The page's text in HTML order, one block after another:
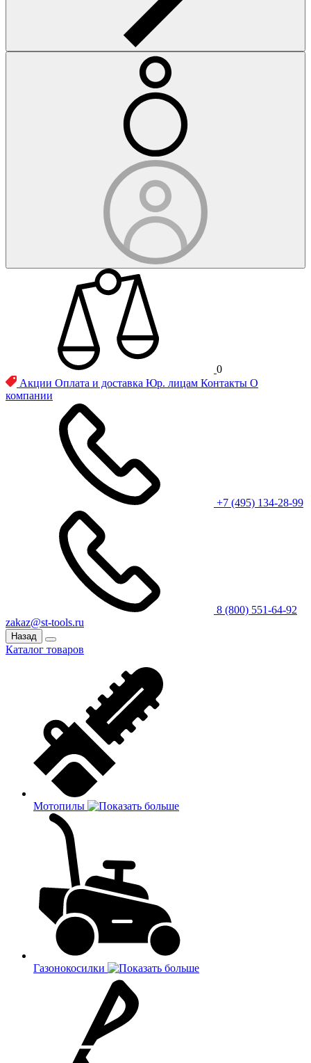
0
Акции Оплата и доставка Юр. лицам Контакты О
компании
+7 (495) 134-28-99
8 (800) 551-64-92
zakaz@st-tools.ru
Назад
Каталог товаров
Мотопилы
Газонокосилки